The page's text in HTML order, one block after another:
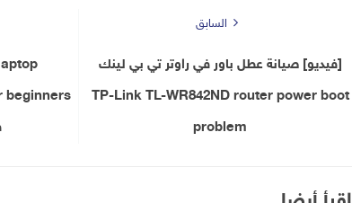
السابق
[فيديو] صيانة عطل باور في راوتر تي بي لينك
TP-Link TL-WR842ND router power boot
problem